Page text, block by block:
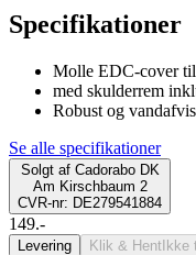
Specifikationer
Molle EDC-cover
med skulderrem
Robust og
Se alle specifikationer
Solgt af Cadorabo DK
Am Kirschbaum 2
CVR-nr: DE279541884
149.-
Levering Klik & Hent